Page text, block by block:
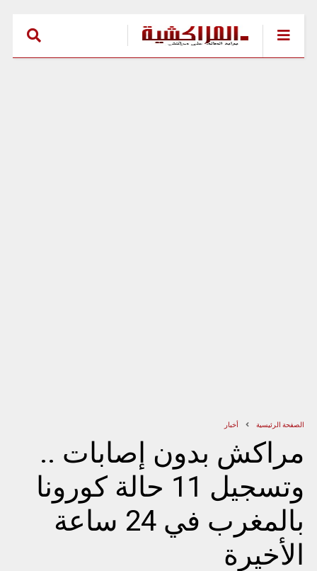
الصفحة الرئيسية أخبار
مراكش بدون إصابات ..
وتسجيل 11 حالة كورونا
بالمغرب في 24 ساعة
الأخيرة